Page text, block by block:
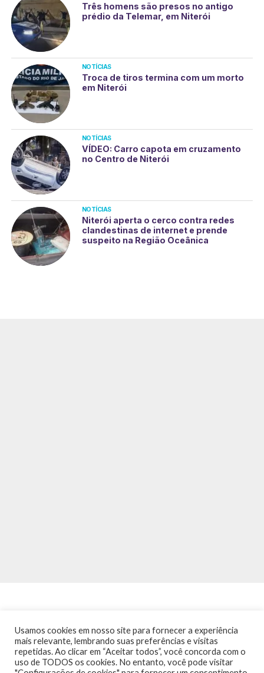
Três homens são presos no antigo
prédio da Telemar, em Niterói
NOTÍCIAS
Troca de tiros termina com um morto
em Niterói
NOTÍCIAS
VÍDEO: Carro capota em cruzamento
no Centro de Niterói
NOTÍCIAS
Niterói aperta o cerco contra redes
clandestinas de internet e prende
suspeito na Região Oceânica
INÍCIO NOTÍCIAS AGENDA CONTATO
TRÂNSITO NA PONTE
TERMOS DE USO / POLÍTICA DE PRIVACIDADE
Usamos cookies em nosso site para fornecer a experiência
mais relevante, lembrando suas preferências e visitas
repetidas. Ao clicar em “Aceitar todos”, você concorda com o
uso de TODOS os cookies. No entanto, você pode visitar